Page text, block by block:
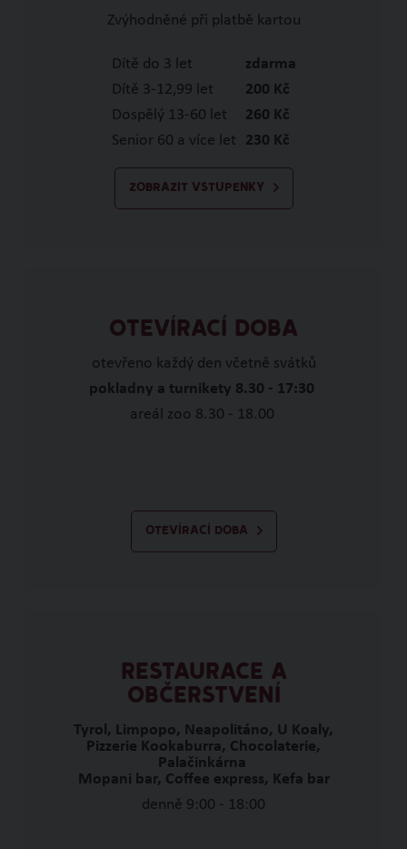
Zvýhodněné při platbě kartou
Dítě do 3 let
zdarma
Dítě 3-12,99 let
200 Kč
Dospělý 13-60 let
260 Kč
Senior 60 a více let
230 Kč
ZOBRAZIT VSTUPENKY
OTEVÍRACÍ DOBA
otevřeno každý den včetně svátků
pokladny a turnikety 8.30 - 17:30
areál zoo 8.30 - 18.00
OTEVÍRACÍ DOBA
RESTAURACE A
OBČERSTVENÍ
Tyrol, Limpopo, Neapolitáno, U Koaly,
Pizzerie Kookaburra, Chocolaterie,
Palačinkárna
Mopani bar, Coffee express, Kefa bar
denně 9:00 - 18:00